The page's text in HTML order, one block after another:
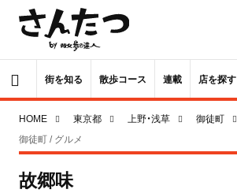
街を知る 散歩コース 連載 店を探す
HOME 東京都 上野・浅草 御徒町
御徒町 / グルメ
故郷味